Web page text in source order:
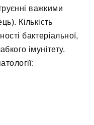
важкими
Кількість
бактеріальної,
імунітету.